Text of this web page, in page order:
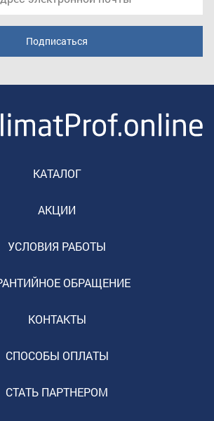
КАТАЛОГ
АКЦИИ
УСЛОВИЯ РАБОТЫ
ОБРАЩЕНИЕ
КОНТАКТЫ
СПОСОБЫ ОПЛАТЫ
СТАТЬ ПАРТНЕРОМ